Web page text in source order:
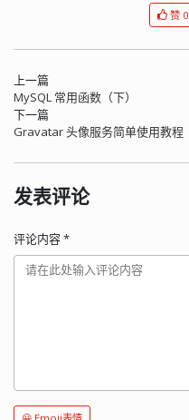
赞 0
上一篇
MySQL 常用函数（下）
下一篇
Gravatar 头像服务简单使用教程
发表评论
评论内容*